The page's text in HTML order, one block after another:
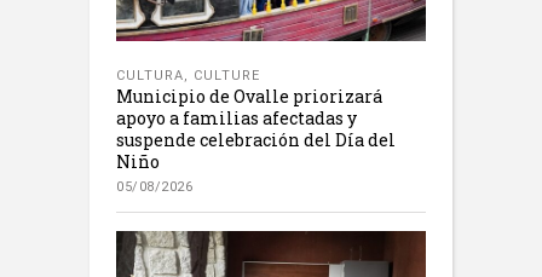
CULTURA CULTURE
Municipio de Ovalle priorizará
apoyo a familias afectadas y
suspende celebración del Día del
Niño
05/08/2026